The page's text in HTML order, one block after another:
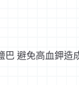
巴 避免高血鉀造